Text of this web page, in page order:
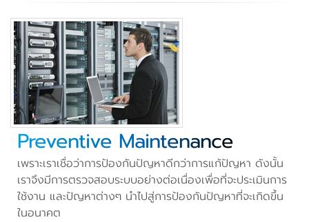
Preventive Maintenance
เพราะเราเชื่อว่าการป้องกันปัญหาดีกว่าการแก้ปัญหา ดังนั้น
เราจึงมีการตรวจสอบระบบอย่างต่อเนื่องเพื่อที่จะประเมินการ
ใช้งาน และปัญหาต่างๆ นำไปสู่การป้องกันปัญหาที่จะเกิดขึ้น
ในอนาคต